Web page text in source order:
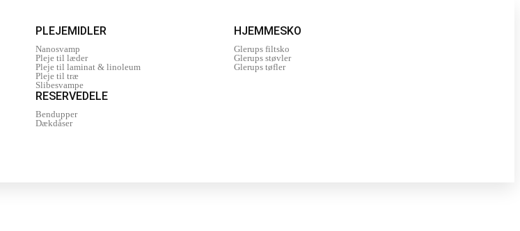
PLEJEMIDLER
Nanosvamp
Pleje til læder
Pleje til laminat & linoleum
Pleje til træ
Slibesvampe
RESERVEDELE
Bendupper
Dækdåser
HJEMMESKO
Glerups filtsko
Glerups støvler
Glerups tøfler